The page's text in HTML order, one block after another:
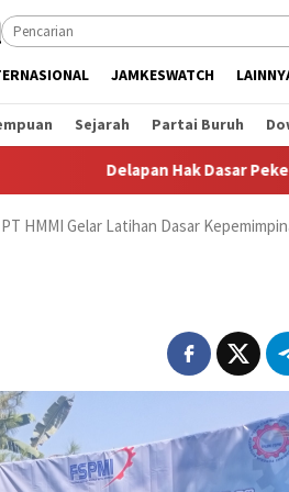
JAMKESWATCH
Sejarah Partai Buruh
Delapan Hak Dasar Pekerja,
HMMI Gelar Latihan Dasar